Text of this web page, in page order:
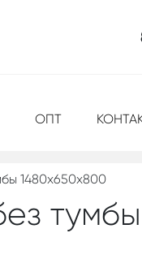
ОПТ
1480х650х800